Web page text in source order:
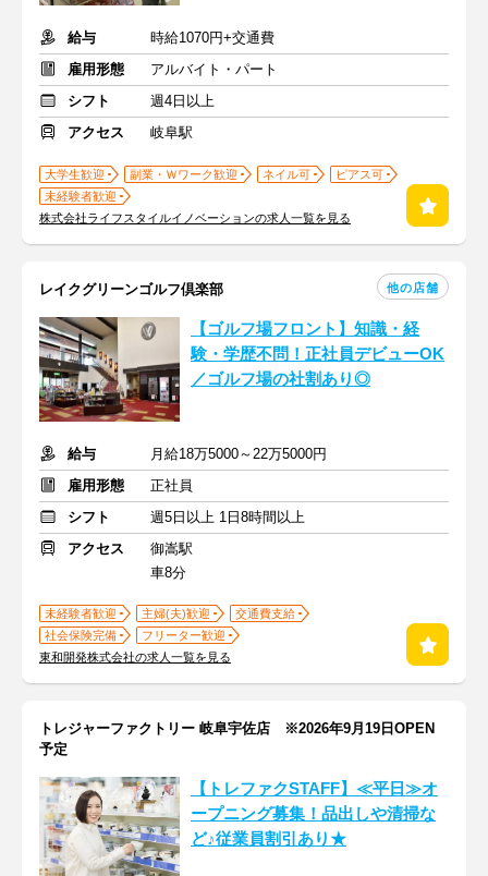
給与
時給1070円+交通費
雇用形態
アルバイト・パート
シフト
週4日以上
アクセス
岐阜駅
大学生歓迎 副業・Ｗワーク歓迎 ネイル可
ピアス可
未経験者歓迎
株式会社ライフスタイルイノベーションの求人一覧を見る
レイクグリーンゴルフ倶楽部 他の店舗
【ゴルフ場フロント】知識・経
験・学歴不問！正社員デビューOK
／ゴルフ場の社割あり◎
給与
月給18万5000～22万5000円
雇用形態
正社員
シフト
週5日以上 1日8時間以上
アクセス
御嵩駅
車8分
未経験者歓迎 主婦(夫)歓迎
交通費支給
社会保険完備
フリーター歓迎
東和開発株式会社の求人一覧を見る
トレジャーファクトリー 岐阜宇佐店 ※2026年9月19日OPEN
予定
【トレファクSTAFF】≪平日≫オ
ープニング募集！品出しや清掃な
ど♪従業員割引あり★